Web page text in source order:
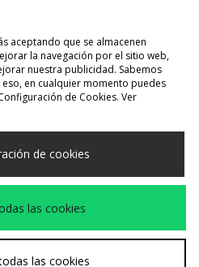
País
formas de pago
en www.jdplc.com
aceptando que se almacenen
la navegación por el sitio web,
nuestra publicidad. Sabemos
en cualquier momento puedes
de Cookies. Ver
de cookies
las cookies
las cookies